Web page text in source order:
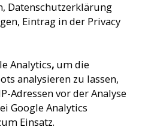
Datenschutzerklärung
Eintrag in der Privacy
Analytics, um die
analysieren zu lassen,
Adressen vor der Analyse
Google Analytics
Einsatz.